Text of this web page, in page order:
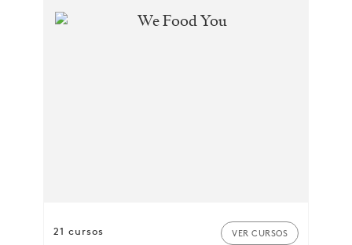
21 cursos VER CURSOS